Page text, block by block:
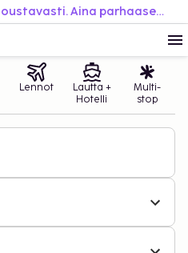
Varaa helposti. Matkusta joustavasti. Aina parhaaseen hintaan.
Lennot
Lautta +
Hotelli
Multi-
stop